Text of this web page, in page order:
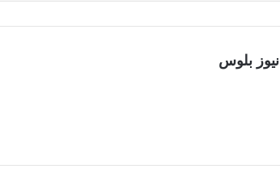
نيوز بلوس